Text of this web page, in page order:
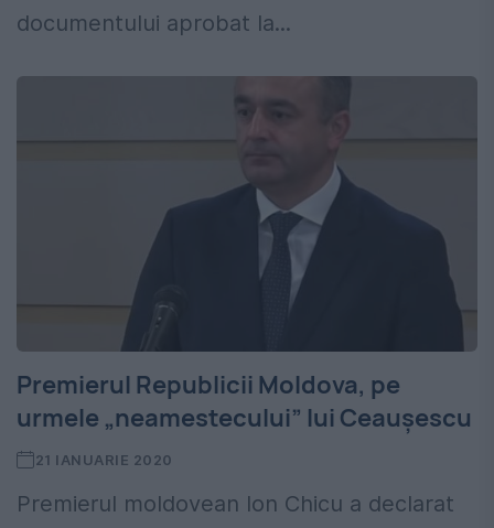
documentului aprobat la...
Premierul Republicii Moldova, pe
urmele „neamestecului” lui Ceaușescu
21 IANUARIE 2020
Premierul moldovean Ion Chicu a declarat